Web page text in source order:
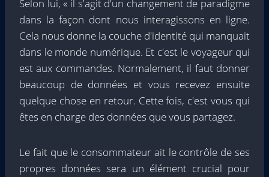
Selon lui, « il s'agit d'un changement de paradigme
dans la façon dont nous interagissons en ligne.
Cela nous donne la couche d'identité qui manquait
dans le monde numérique. Et c'est le voyageur qui
est aux commandes. Normalement, il faut donner
beaucoup de données et vous recevez ensuite
quelque chose en retour. Cette fois, c'est vous qui
êtes en charge des données que vous partagez.
Le fait que le consommateur ait le contrôle de ses
propres données sera un élément crucial pour